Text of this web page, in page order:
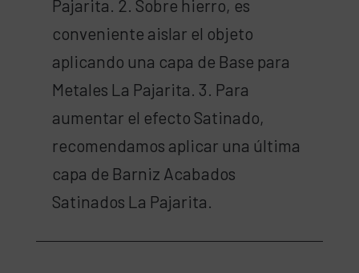
Pajarita. 2. Sobre hierro, es
conveniente aislar el objeto
aplicando una capa de Base para
Metales La Pajarita. 3. Para
aumentar el efecto Satinado,
recomendamos aplicar una última
capa de Barniz Acabados
Satinados La Pajarita.